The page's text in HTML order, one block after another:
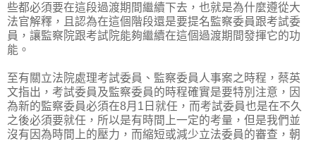
些都必須要在這段過渡期間繼續下去，也就是為什麼遵從大
法官解釋，且認為在這個階段還是要提名監察委員跟考試委
員，讓監察院跟考試院能夠繼續在這個過渡期間發揮它的功
能。
至有關立法院處理考試委員、監察委員人事案之時程，蔡英
文指出，考試委員及監察委員的時程確實是要特別注意，因
為新的監察委員必須在8月1日就任，而考試委員也是在不久
之後必須要就任，所以是有時間上一定的考量，但是我們並
沒有因為時間上的壓力，而縮短或減少立法委員的審查，朝